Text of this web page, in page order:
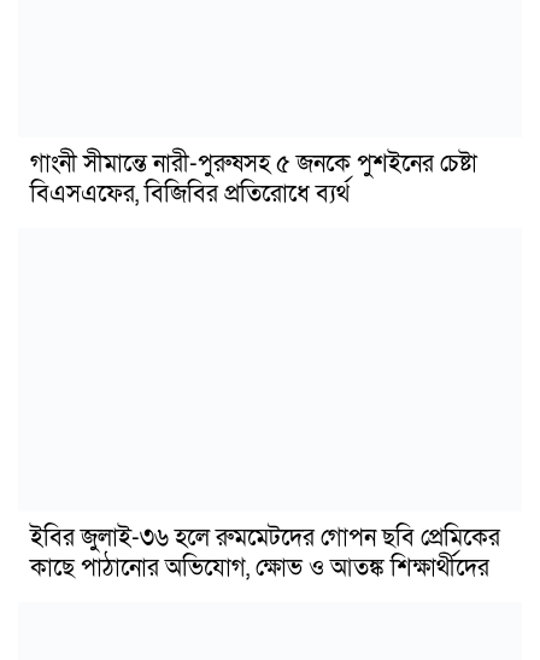
গাংনী সীমান্তে নারী-পুরুষসহ ৫ জনকে পুশইনের চেষ্টা
বিএসএফের, বিজিবির প্রতিরোধে ব্যর্থ
ইবির জুলাই-৩৬ হলে রুমমেটদের গোপন ছবি প্রেমিকের
কাছে পাঠানোর অভিযোগ, ক্ষোভ ও আতঙ্ক শিক্ষার্থীদের